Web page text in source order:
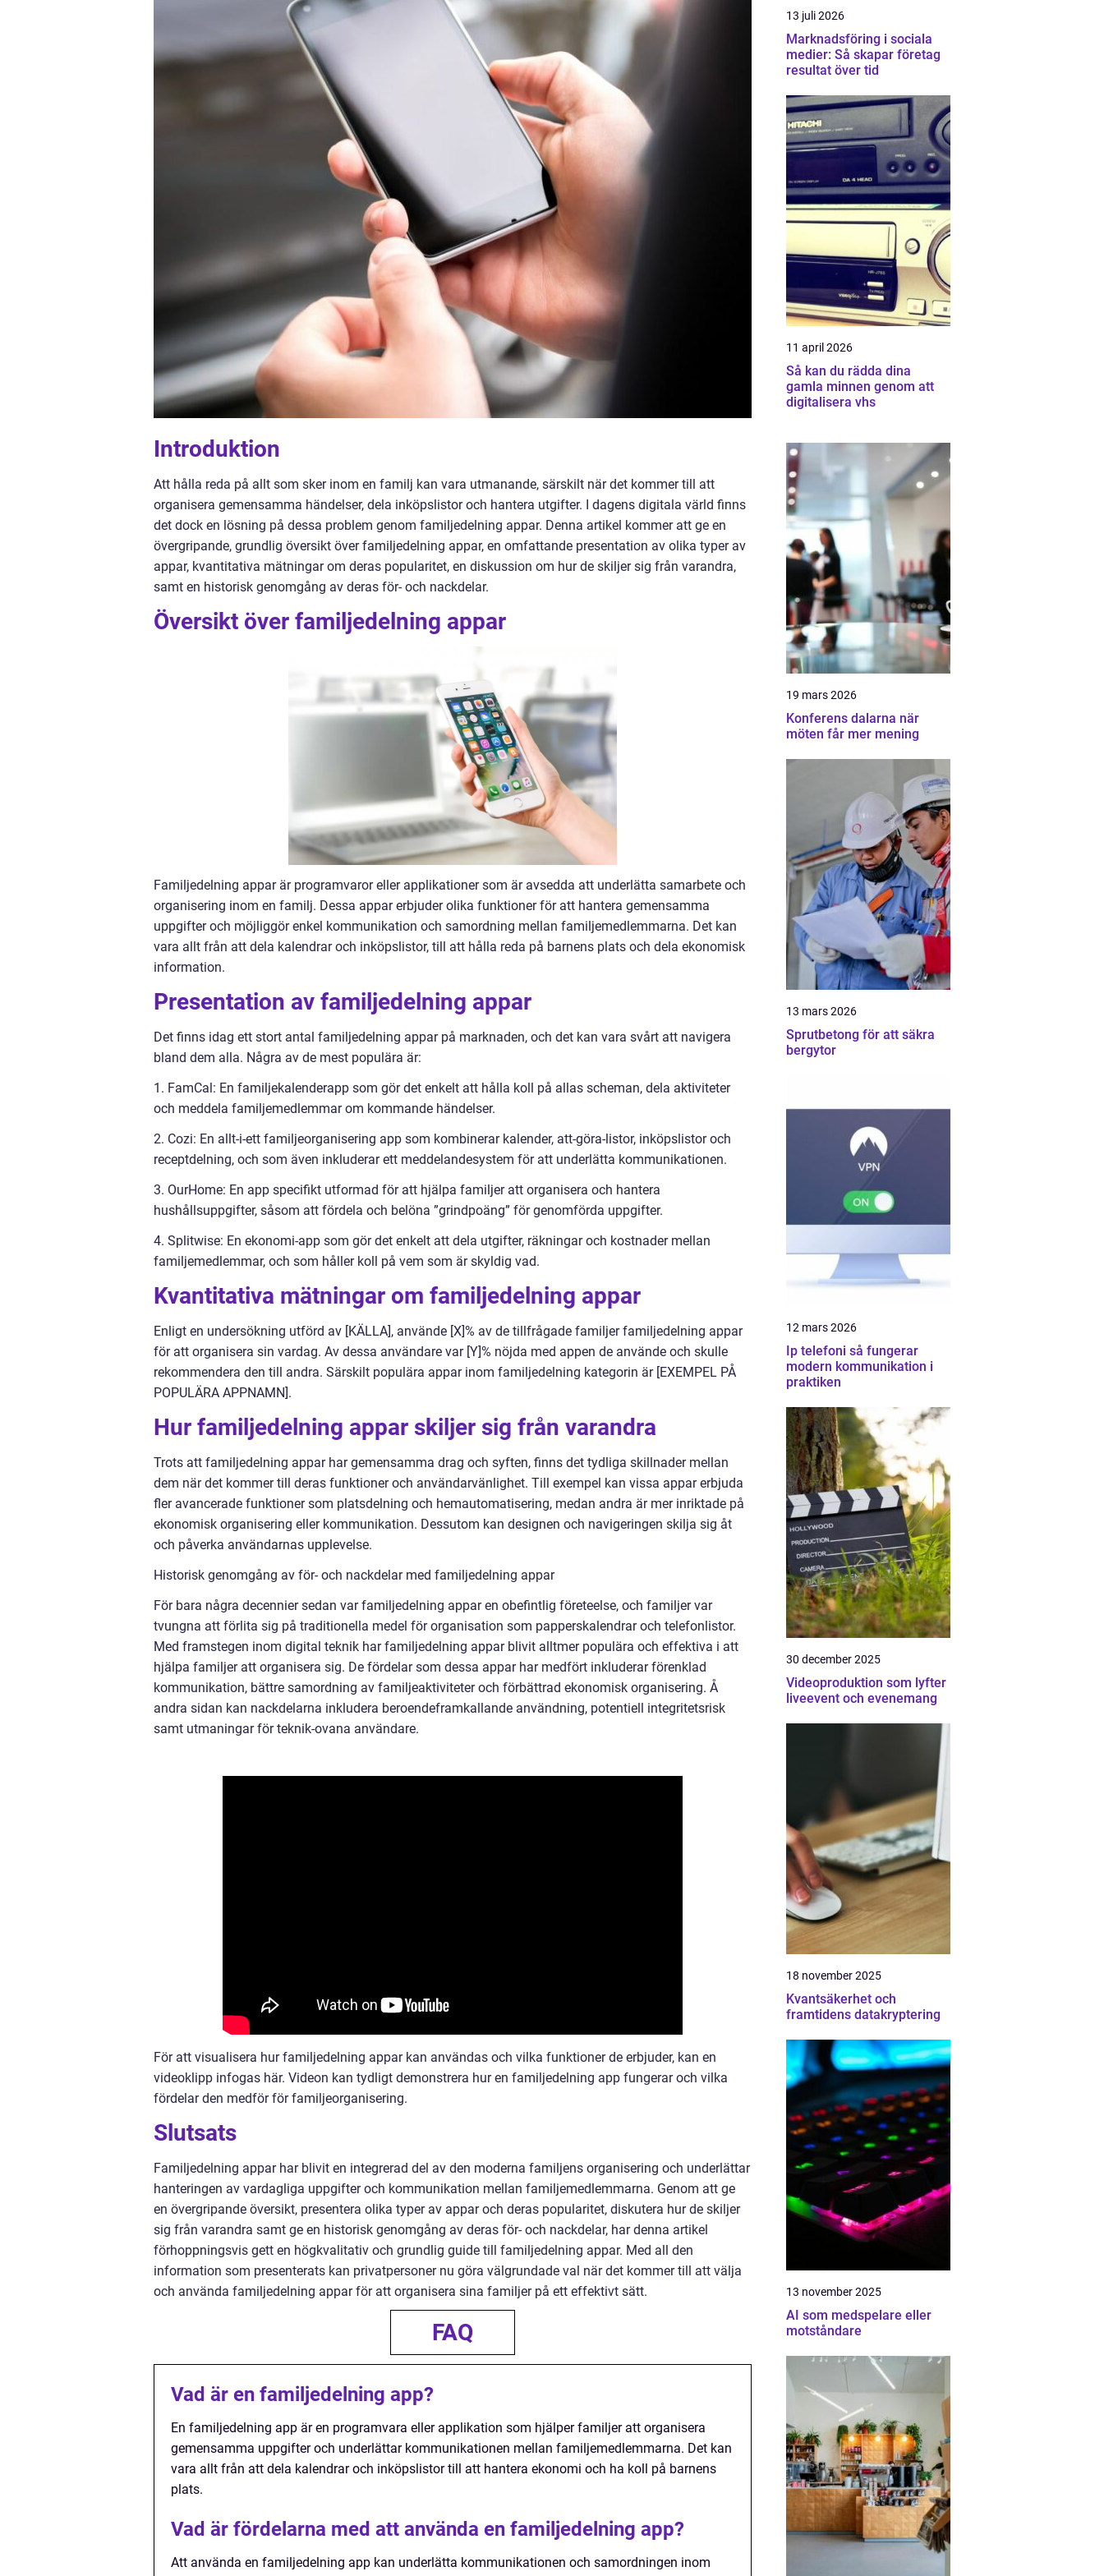
Introduktion
Att hålla reda på allt som sker inom en familj kan vara utmanande, särskilt när det kommer till att
organisera gemensamma händelser, dela inköpslistor och hantera utgifter. I dagens digitala värld finns
det dock en lösning på dessa problem genom familjedelning appar. Denna artikel kommer att ge en
övergripande, grundlig översikt över familjedelning appar, en omfattande presentation av olika typer av
appar, kvantitativa mätningar om deras popularitet, en diskussion om hur de skiljer sig från varandra,
samt en historisk genomgång av deras för- och nackdelar.
Översikt över familjedelning appar
Familjedelning appar är programvaror eller applikationer som är avsedda att underlätta samarbete och
organisering inom en familj. Dessa appar erbjuder olika funktioner för att hantera gemensamma
uppgifter och möjliggör enkel kommunikation och samordning mellan familjemedlemmarna. Det kan
vara allt från att dela kalendrar och inköpslistor, till att hålla reda på barnens plats och dela ekonomisk
information.
Presentation av familjedelning appar
Det finns idag ett stort antal familjedelning appar på marknaden, och det kan vara svårt att navigera
bland dem alla. Några av de mest populära är:
1. FamCal: En familjekalenderapp som gör det enkelt att hålla koll på allas scheman, dela aktiviteter
och meddela familjemedlemmar om kommande händelser.
2. Cozi: En allt-i-ett familjeorganisering app som kombinerar kalender, att-göra-listor, inköpslistor och
receptdelning, och som även inkluderar ett meddelandesystem för att underlätta kommunikationen.
3. OurHome: En app specifikt utformad för att hjälpa familjer att organisera och hantera
hushållsuppgifter, såsom att fördela och belöna ”grindpoäng” för genomförda uppgifter.
4. Splitwise: En ekonomi-app som gör det enkelt att dela utgifter, räkningar och kostnader mellan
familjemedlemmar, och som håller koll på vem som är skyldig vad.
Kvantitativa mätningar om familjedelning appar
Enligt en undersökning utförd av [KÄLLA], använde [X]% av de tillfrågade familjer familjedelning appar
för att organisera sin vardag. Av dessa användare var [Y]% nöjda med appen de använde och skulle
rekommendera den till andra. Särskilt populära appar inom familjedelning kategorin är [EXEMPEL PÅ
POPULÄRA APPNAMN].
Hur familjedelning appar skiljer sig från varandra
Trots att familjedelning appar har gemensamma drag och syften, finns det tydliga skillnader mellan
dem när det kommer till deras funktioner och användarvänlighet. Till exempel kan vissa appar erbjuda
fler avancerade funktioner som platsdelning och hemautomatisering, medan andra är mer inriktade på
ekonomisk organisering eller kommunikation. Dessutom kan designen och navigeringen skilja sig åt
och påverka användarnas upplevelse.
Historisk genomgång av för- och nackdelar med familjedelning appar
För bara några decennier sedan var familjedelning appar en obefintlig företeelse, och familjer var
tvungna att förlita sig på traditionella medel för organisation som papperskalendrar och telefonlistor.
Med framstegen inom digital teknik har familjedelning appar blivit alltmer populära och effektiva i att
hjälpa familjer att organisera sig. De fördelar som dessa appar har medfört inkluderar förenklad
kommunikation, bättre samordning av familjeaktiviteter och förbättrad ekonomisk organisering. Å
andra sidan kan nackdelarna inkludera beroendeframkallande användning, potentiell integritetsrisk
samt utmaningar för teknik-ovana användare.
För att visualisera hur familjedelning appar kan användas och vilka funktioner de erbjuder, kan en
videoklipp infogas här. Videon kan tydligt demonstrera hur en familjedelning app fungerar och vilka
fördelar den medför för familjeorganisering.
Slutsats
Familjedelning appar har blivit en integrerad del av den moderna familjens organisering och underlättar
hanteringen av vardagliga uppgifter och kommunikation mellan familjemedlemmarna. Genom att ge
en övergripande översikt, presentera olika typer av appar och deras popularitet, diskutera hur de skiljer
sig från varandra samt ge en historisk genomgång av deras för- och nackdelar, har denna artikel
förhoppningsvis gett en högkvalitativ och grundlig guide till familjedelning appar. Med all den
information som presenterats kan privatpersoner nu göra välgrundade val när det kommer till att välja
och använda familjedelning appar för att organisera sina familjer på ett effektivt sätt.
FAQ
Vad är en familjedelning app?
En familjedelning app är en programvara eller applikation som hjälper familjer att organisera
gemensamma uppgifter och underlättar kommunikationen mellan familjemedlemmarna. Det kan
vara allt från att dela kalendrar och inköpslistor till att hantera ekonomi och ha koll på barnens
plats.
Vad är fördelarna med att använda en familjedelning app?
Att använda en familjedelning app kan underlätta kommunikationen och samordningen inom
13 juli 2026
Marknadsföring i sociala
medier: Så skapar företag
resultat över tid
11 april 2026
Så kan du rädda dina
gamla minnen genom att
digitalisera vhs
19 mars 2026
Konferens dalarna när
möten får mer mening
13 mars 2026
Sprutbetong för att säkra
bergytor
12 mars 2026
Ip telefoni så fungerar
modern kommunikation i
praktiken
30 december 2025
Videoproduktion som lyfter
liveevent och evenemang
18 november 2025
Kvantsäkerhet och
framtidens datakryptering
13 november 2025
AI som medspelare eller
motståndare